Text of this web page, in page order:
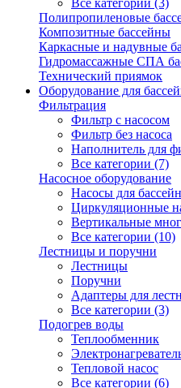
Все категории (3)
Полипропиленовые
Композитные бассейны
Каркасные и надувные
Гидромассажные СПА
Технический приямок
Оборудование для
Фильтрация
Фильтр с насосом
Фильтр без насоса
Наполнитель для
Все категории (7)
Насосное оборудование
Насосы для
Циркуляционные
Вертикальные
Все категории (10)
Лестницы и поручни
Лестницы
Поручни
Адаптеры для
Все категории (3)
Подогрев воды
Теплообменник
Тепловой насос
Все категории (6)